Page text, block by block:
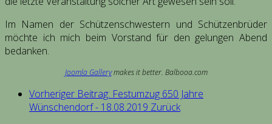
Im Namen der Schützenschwestern und Schützenbrüder
möchte ich mich beim Vorstand für den gelungen Abend
bedanken.
Joomla Gallerymakes it better. Balbooa.com
Vorheriger Beitrag: Festumzug 650 Jahre
Wünschendorf - 18.08.2019 Zurück